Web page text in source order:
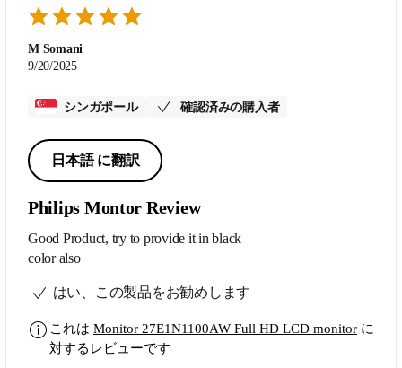
M Somani
9/20/2025
シンガポール 確認済みの購入者
日本語 に翻訳
Philips Montor Review
Good Product, try to provide it in black
color also
はい、この製品をお勧めします
これは Monitor 27E1N1100AW Full HD LCD monitor に
対するレビューです